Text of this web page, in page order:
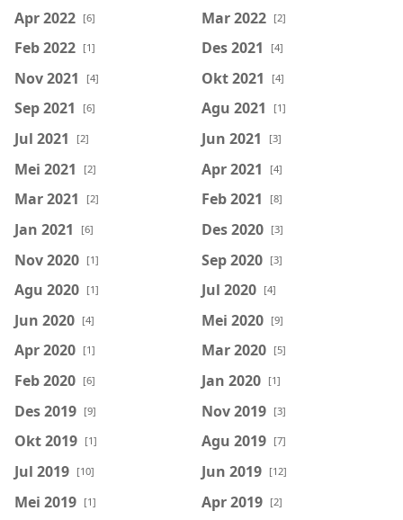
Apr 2022 [6] Mar 2022 [2]
Feb 2022 [1] Des 2021 [4]
Nov 2021 [4] Okt 2021 [4]
Sep 2021 [6] Agu 2021 [1]
Jul 2021 [2] Jun 2021 [3]
Mei 2021 [2] Apr 2021 [4]
Mar 2021 [2] Feb 2021 [8]
Jan 2021 [6] Des 2020 [3]
Nov 2020 [1] Sep 2020 [3]
Agu 2020 [1] Jul 2020 [4]
Jun 2020 [4] Mei 2020 [9]
Apr 2020 [1] Mar 2020 [5]
Feb 2020 [6] Jan 2020 [1]
Des 2019 [9] Nov 2019 [3]
Okt 2019 [1] Agu 2019 [7]
Jul 2019 [10] Jun 2019 [12]
Mei 2019 [1] Apr 2019 [2]